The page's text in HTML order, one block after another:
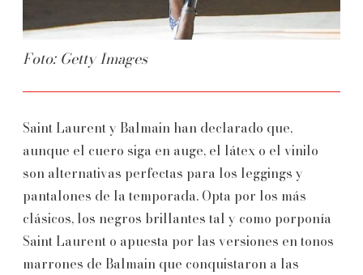
Foto: Getty Images
Saint Laurent y Balmain han declarado que,
aunque el cuero siga en auge, el látex o el vinilo
son alternativas perfectas para los leggings y
pantalones de la temporada. Opta por los más
clásicos, los negros brillantes tal y como porponía
Saint Laurent o apuesta por las versiones en tonos
marrones de Balmain que conquistaron a las